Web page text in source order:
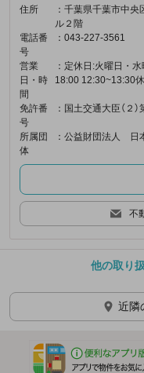
住所
：千葉県千葉市中
ル２階
電話番
号
：043-227-3561
営業
日・時
間
：定休日:火曜日・
18:00 12:30~13:30
免許番
号
：国土交通大臣（２
所属団
体
：公益財団法人 日
不
他の取り
近隣